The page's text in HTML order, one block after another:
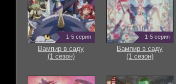
1-5 серия
Вампир в саду
(1 сезон)
1-5 серия
Вампир в саду
(1 сезон)